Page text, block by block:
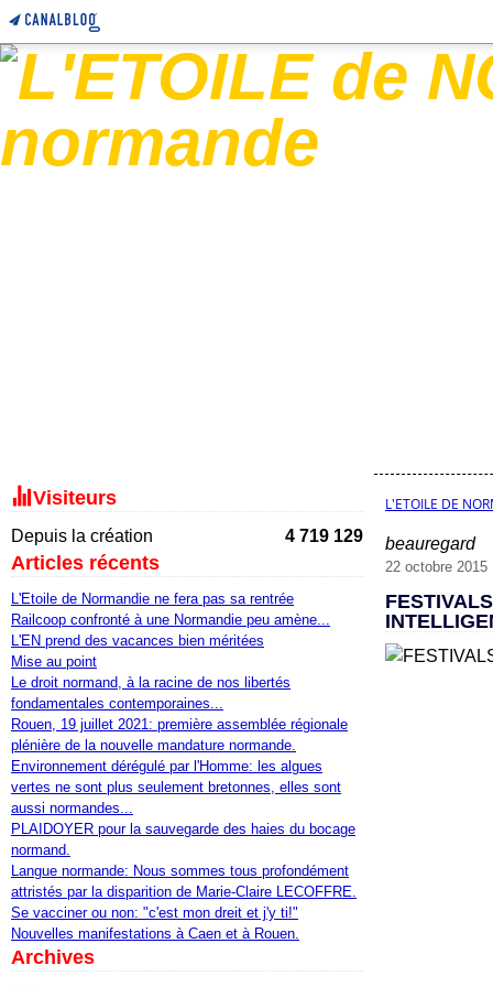
Visiteurs
Depuis la création 4 719 129
Articles récents
L'Etoile de Normandie ne fera pas sa rentrée
Railcoop confronté à une Normandie peu amène...
L'EN prend des vacances bien méritées
Mise au point
Le droit normand, à la racine de nos libertés
fondamentales contemporaines...
Rouen, 19 juillet 2021: première assemblée régionale
plénière de la nouvelle mandature normande.
Environnement dérégulé par l'Homme: les algues
vertes ne sont plus seulement bretonnes, elles sont
aussi normandes...
PLAIDOYER pour la sauvegarde des haies du bocage
normand.
Langue normande: Nous sommes tous profondément
attristés par la disparition de Marie-Claire LECOFFRE.
Se vacciner ou non: "c'est mon dreit et j'y ti!"
Nouvelles manifestations à Caen et à Rouen.
Archives
L'ETOILE DE
beauregard
22 octobre 2015